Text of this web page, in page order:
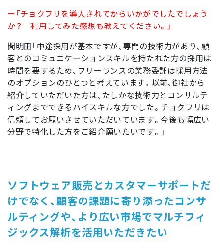
ー「チョクフリを導入されてからいかがでしたでしょう
か？ 利用してみた感想も教えてください。」
間明田「中途採用が基本ですが、専門の技術力があり、顧
客とのコミュニケーションスキルを持たれた方の採用は
時間を要するため、フリーランスの業務委託は採用方法
のオプションのひとつと考えています。以前、御社から
紹介していただいた方は、たしかな技術力とコンサルテ
ィングまでできるハイスキルな方でした。チョクフリは
信頼してお願いさせていただいています。今後も幅広い
分野で特化した方をご紹介願いたいです。」
ソフトウェア販売とカスタマーサポートだ
けでなく、顧客の課題に寄り添ったコンサ
ルティングや、より広い市場でマルチフィ
ジックス解析を活用いただきたい